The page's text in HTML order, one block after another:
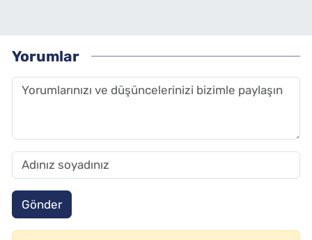
Yorumlar
Gönder